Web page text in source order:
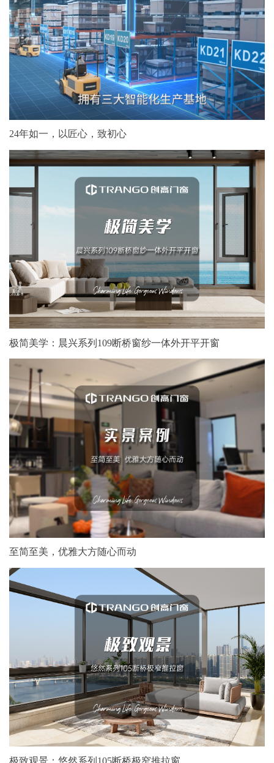
24年如一，以匠心，致初心
极简美学：晨兴系列109断桥窗纱一体外开平开窗
至简至美，优雅大方随心而动
极致观景：悠然系列105断桥极窄推拉窗